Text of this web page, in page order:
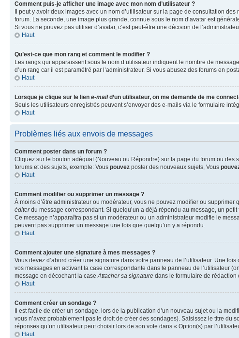
Comment puis-je afficher une image avec mon nom d’utilisateur ?
Il peut y avoir deux images avec un nom d’utilisateur sur la page de consultation
forum. La seconde, une image plus grande, connue sous le nom d’avatar est
Si vous ne pouvez pas utiliser d’avatar, c’est peut-être une décision de
Haut
Qu’est-ce que mon rang et comment le modifier ?
Les rangs qui apparaissent sous le nom d’utilisateur indiquent le nombre de
d’un rang car il est paramétré par l’administrateur. Si vous abusez des forums en
Haut
Lorsque je clique sur le lien e-maild’un utilisateur, on me demande de me
Seuls les utilisateurs enregistrés peuvent s’envoyer des e-mails via le formulaire
Haut
Problèmes liés aux envois de messages
Comment poster dans un forum ?
Cliquez sur le bouton adéquat (Nouveau ou Répondre) sur la page du forum ou
forums et des sujets, exemple: Vous pouvez poster des nouveaux sujets, Vous
Haut
Comment modifier ou supprimer un message ?
À moins d’être administrateur ou modérateur, vous ne pouvez modifier ou
éditerdu message correspondant. Si quelqu’un a déjà répondu au message, un
Ce message n’apparaîtra pas si un modérateur ou un administrateur modifie le
peuvent pas supprimer un message une fois que quelqu’un y a répondu.
Haut
Comment ajouter une signature à mes messages ?
Vous devez d’abord créer une signature dans votre panneau de l’utilisateur. Une
vos messages en activant la case correspondante dans le panneau de l’utilisateur
message en décochant la caseAttacher sa signature dans le formulaire de rédaction
Haut
Comment créer un sondage ?
Il est facile de créer un sondage, lors de la publication d’un nouveau sujet ou la
vous n’avez probablement pas le droit de créer des sondages). Saisissez le titre
réponses qu’un utilisateur peut choisir lors de son vote dans « Option(s) par
Haut